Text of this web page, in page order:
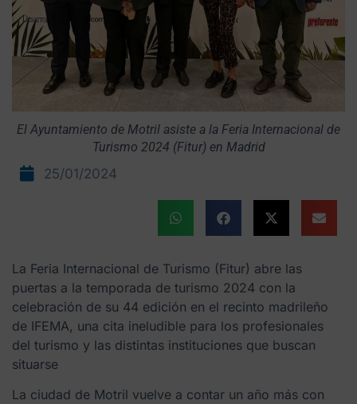
El Ayuntamiento de Motril asiste a la Feria Internacional de
Turismo 2024 (Fitur) en Madrid
25/01/2024
La Feria Internacional de Turismo (Fitur) abre las
puertas a la temporada de turismo 2024 con la
celebración de su 44 edición en el recinto madrileño
de IFEMA, una cita ineludible para los profesionales
del turismo y las distintas instituciones que buscan
situarse
La ciudad de Motril vuelve a contar un año más con